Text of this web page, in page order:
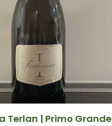
Terlan | Primo Grande